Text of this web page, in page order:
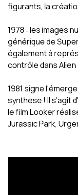
figurants, la
1978 : les images
générique de
également à
contrôle dans
1981 signe
synthèse ! Il s'agit
le film Looker
Jurassic Park,